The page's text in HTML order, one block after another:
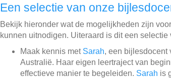
Een selectie van onze
Bekijk hieronder wat de mogelijkheden zijn
kunnen uitnodigen. Uiteraard is dit een
Maak kennis met Sarah, een bijlesdocent
Australië. Haar eigen leertraject van
effectieve manier te begeleiden. Sarah is